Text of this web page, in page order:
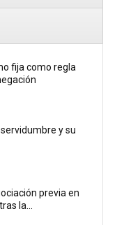
fija como regla
y su
previa en
la...